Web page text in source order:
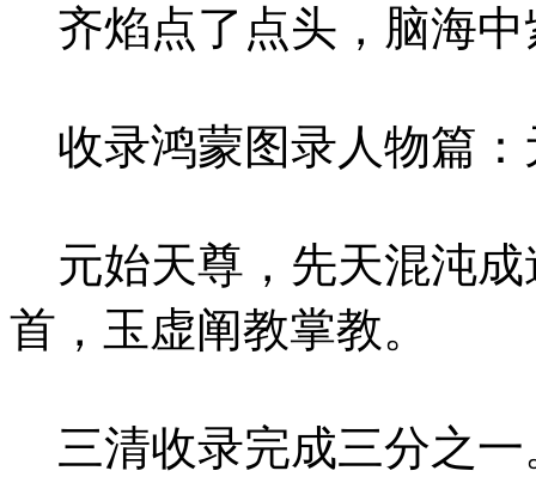
齐焰点了点头，脑海
收录鸿蒙图录人物篇：
元始天尊，先天混沌成
首，玉虚阐教掌教。
三清收录完成三分之一